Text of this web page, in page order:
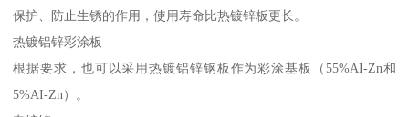
保护、防止生锈的作用，使用寿命比热镀锌板更长。
热镀铝锌彩涂板
根据要求，也可以采用热镀铝锌钢板作为彩涂基板（55%AI-Zn和
5%AI-Zn）。